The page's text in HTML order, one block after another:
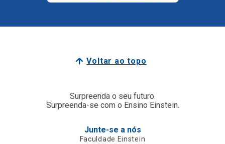
Voltar ao topo
Surpreenda o seu futuro.
Surpreenda-se com o Ensino Einstein.
Junte-se a nós
Faculdade Einstein